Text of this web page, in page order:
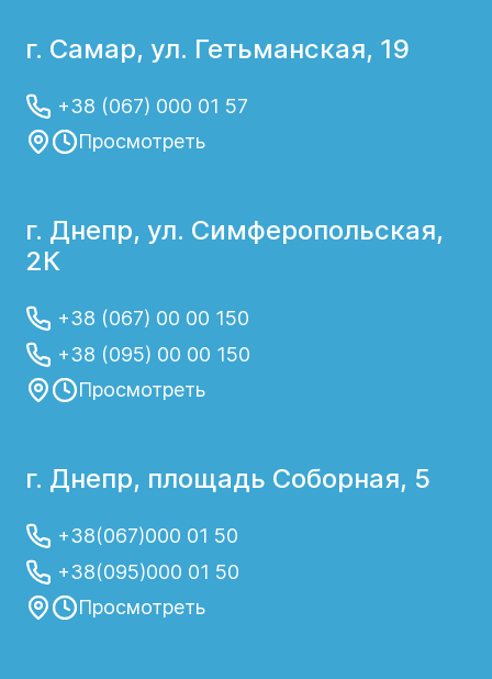
г. Самар, ул. Гетьманская, 19
+38 (067) 000 01 57
Просмотреть
г. Днепр, ул. Симферопольская,
2К
+38 (067) 00 00 150
+38 (095) 00 00 150
Просмотреть
г. Днепр, площадь Соборная, 5
+38(067)000 01 50
+38(095)000 01 50
Просмотреть